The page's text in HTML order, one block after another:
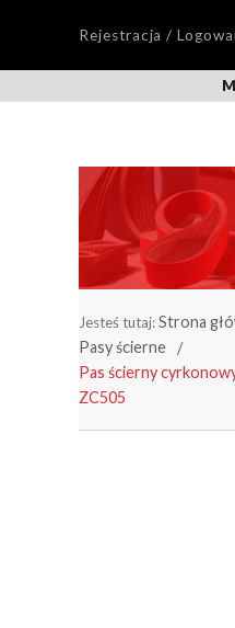
Rejestracja /
Jesteś tutaj:Strona
Pasy ścierne
Pas ścierny
ZC505